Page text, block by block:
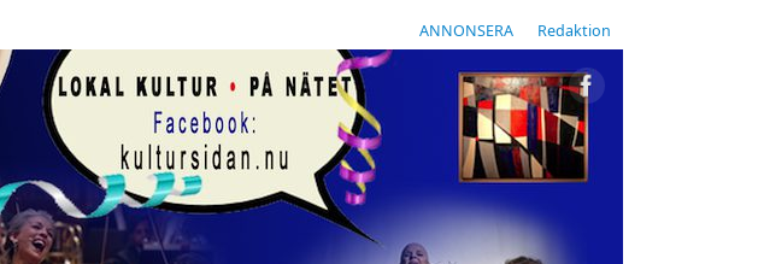
ANNONSERA Redaktion